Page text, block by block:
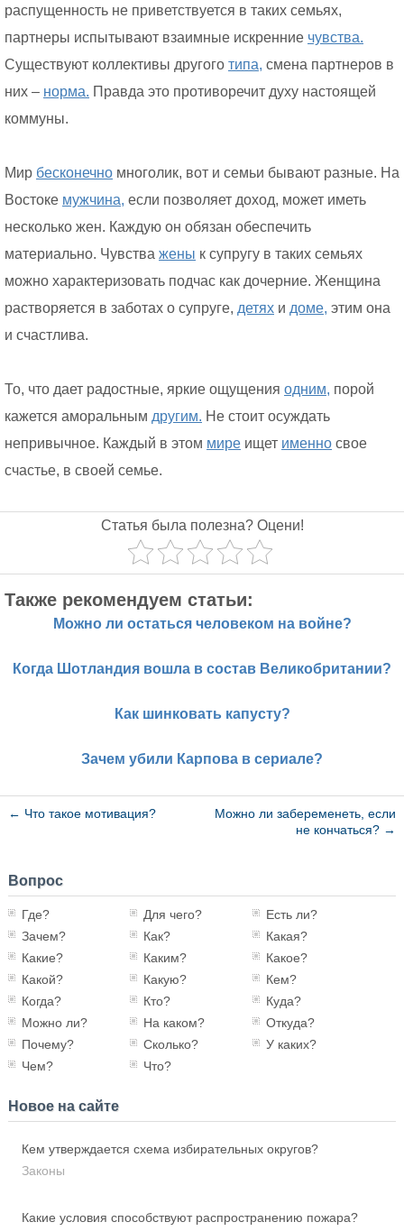
распущенность не приветствуется в таких семьях,
партнеры испытывают взаимные искренние чувства.
Существуют коллективы другого типа, смена партнеров в
них – норма. Правда это противоречит духу настоящей
коммуны.
Мир бесконечно многолик, вот и семьи бывают разные. На
Востоке мужчина, если позволяет доход, может иметь
несколько жен. Каждую он обязан обеспечить
материально. Чувства жены к супругу в таких семьях
можно характеризовать подчас как дочерние. Женщина
растворяется в заботах о супруге, детях и доме, этим она
и счастлива.
То, что дает радостные, яркие ощущения одним, порой
кажется аморальным другим. Не стоит осуждать
непривычное. Каждый в этом мире ищет именно свое
счастье, в своей семье.
Статья была полезна? Оцени!
Также рекомендуем статьи:
Можно ли остаться человеком на войне?
Когда Шотландия вошла в состав Великобритании?
Как шинковать капусту?
Зачем убили Карпова в сериале?
← Что такое мотивация?
Можно ли забеременеть, если
не кончаться? →
Вопрос
Где? Для чего?
Есть ли?
Зачем?
Как?
Какая?
Какие?
Каким?
Какое?
Какой?
Какую?
Кем?
Когда?
Кто?
Куда?
Можно ли?
На каком?
Откуда?
Почему?
Сколько?
У каких?
Чем?
Что?
Новое на сайте
Кем утверждается схема избирательных округов?
Законы
Какие условия способствуют распространению пожара?